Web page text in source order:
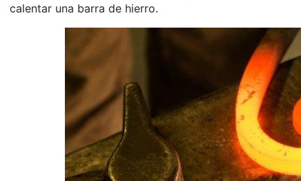
calentar una barra de hierro.